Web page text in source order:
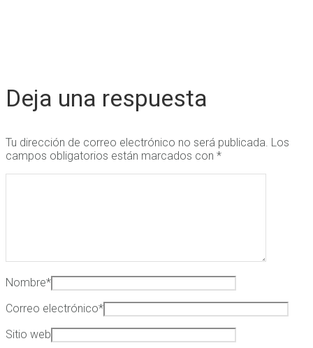
Deja una respuesta
Tu dirección de correo electrónico no será publicada. Los
campos obligatorios están marcados con *
Nombre*
Correo electrónico*
Sitio web